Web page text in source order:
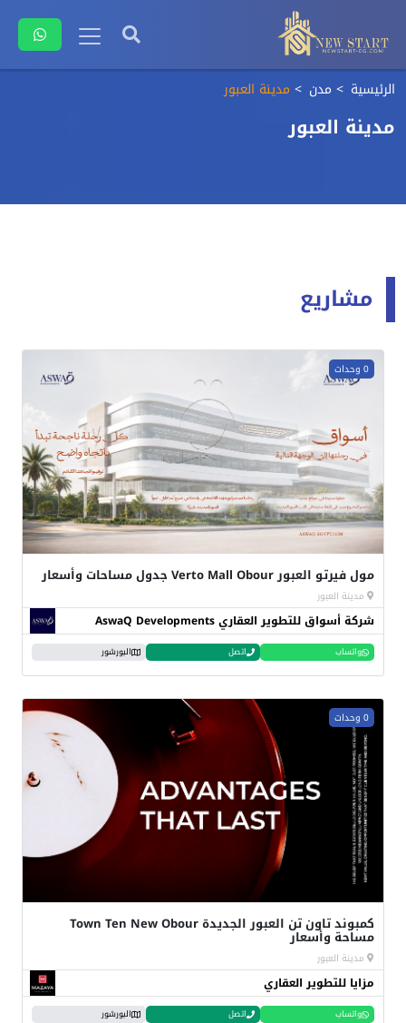
الرئيسية مدن مدينة العبور
مدينة العبور
مشاريع
0 وحدات
مول فيرتو العبور Verto Mall Obour جدول مساحات وأسعار
مدينة العبور
شركة أسواق للتطوير العقاري AswaQ Developments
واتساب اتصل البورشور
0 وحدات
كمبوند تاون تن العبور الجديدة Town Ten New Obour
مساحة وأسعار
مدينة العبور
مزايا للتطوير العقاري
واتساب اتصل البورشور